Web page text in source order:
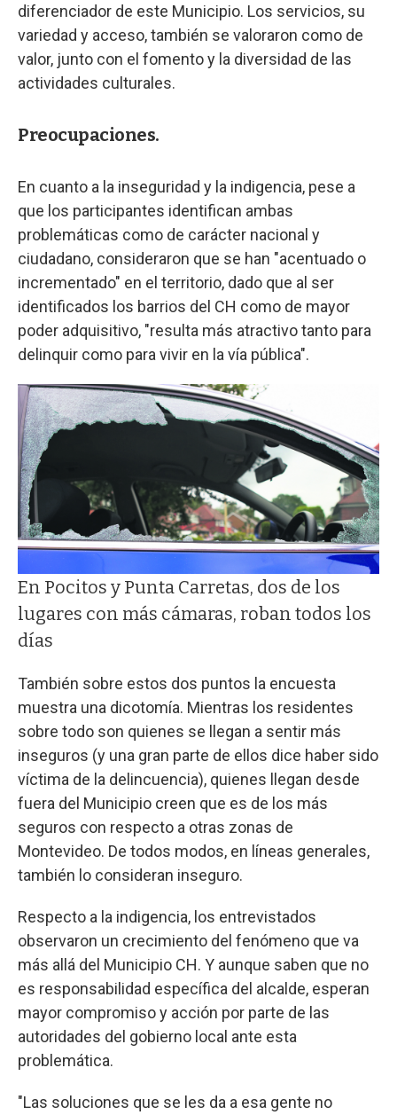
diferenciador de este Municipio. Los servicios, su
variedad y acceso, también se valoraron como de
valor, junto con el fomento y la diversidad de las
actividades culturales.
Preocupaciones.
En cuanto a la inseguridad y la indigencia, pese a
que los participantes identifican ambas
problemáticas como de carácter nacional y
ciudadano, consideraron que se han "acentuado o
incrementado" en el territorio, dado que al ser
identificados los barrios del CH como de mayor
poder adquisitivo, "resulta más atractivo tanto para
delinquir como para vivir en la vía pública".
En Pocitos y Punta Carretas, dos de los
lugares con más cámaras, roban todos los
días
También sobre estos dos puntos la encuesta
muestra una dicotomía. Mientras los residentes
sobre todo son quienes se llegan a sentir más
inseguros (y una gran parte de ellos dice haber sido
víctima de la delincuencia), quienes llegan desde
fuera del Municipio creen que es de los más
seguros con respecto a otras zonas de
Montevideo. De todos modos, en líneas generales,
también lo consideran inseguro.
Respecto a la indigencia, los entrevistados
observaron un crecimiento del fenómeno que va
más allá del Municipio CH. Y aunque saben que no
es responsabilidad específica del alcalde, esperan
mayor compromiso y acción por parte de las
autoridades del gobierno local ante esta
problemática.
"Las soluciones que se les da a esa gente no